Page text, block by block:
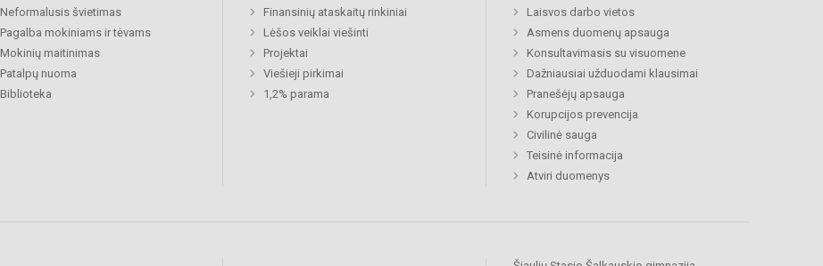
Neformalusis švietimas
Pagalba mokiniams ir tėvams
Mokinių maitinimas
Patalpų nuoma
Biblioteka
Finansinių ataskaitų rinkiniai
Lėšos veiklai viešinti
Projektai
Viešieji pirkimai
1,2% parama
Laisvos darbo vietos
Asmens duomenų apsauga
Konsultavimasis su visuomene
Dažniausiai užduodami klausimai
Pranešėjų apsauga
Korupcijos prevencija
Civilinė sauga
Teisinė informacija
Atviri duomenys